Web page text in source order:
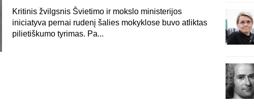
Kritinis žvilgsnis Švietimo ir mokslo ministerijos
iniciatyva pernai rudenį šalies mokyklose buvo atliktas
pilietiškumo tyrimas. Pa...